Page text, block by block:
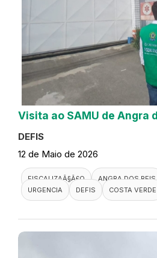
Visita ao SAMU de Angra
DEFIS
12 de Maio de 2026
FISCALIZAÃ§Ã£O
ANGRA DOS REIS
URGENCIA
DEFIS COSTA VERDE